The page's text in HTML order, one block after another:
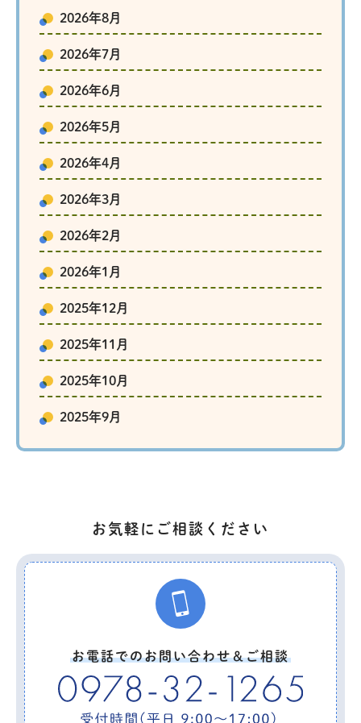
2026年8月
2026年7月
2026年6月
2026年5月
2026年4月
2026年3月
2026年2月
2026年1月
2025年12月
2025年11月
2025年10月
2025年9月
お気軽にご相談ください
お電話でのお問い合わせ＆ご相談